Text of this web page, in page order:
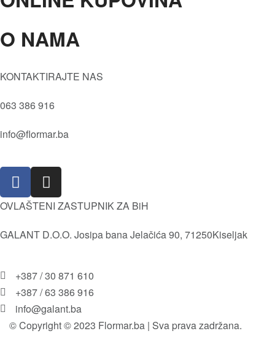
Oči
Tečni puder
Sjenila
Usne
Olovke za usne
O NAMA
Kvaliteta
Društvena i Prirodna odgovornost
Misija i Vizija
Pravila i uslovi korištenja
KONTAKTIRAJTE NAS
063 386 916
info@flormar.ba
OVLAŠTENI ZASTUPNIK ZA BiH
GALANT D.O.O. Josipa bana Jelačića 90, 71250Kiseljak
+387 / 30 871 610
+387 / 63 386 916
info@galant.ba
© Copyright © 2023 Flormar.ba | Sva prava zadržana.